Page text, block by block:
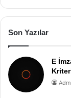
Son Yazılar
E